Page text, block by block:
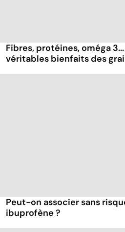
Fibres, protéines, oméga
véritables bienfaits des
Peut-on associer sans
ibuprofène ?